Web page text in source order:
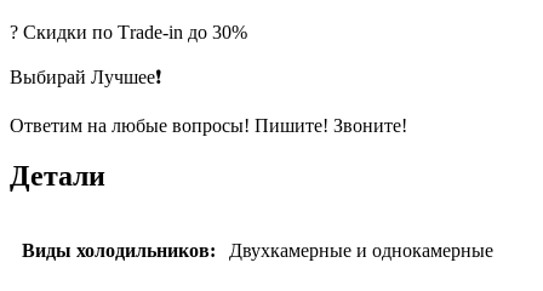
? Скидки по Тrade-in до 30%
Выбирай Лучшее❗
Ответим на любые вопросы! Пишите! Звоните!
Детали
Виды холодильников: Двухкамерные и однокамерные